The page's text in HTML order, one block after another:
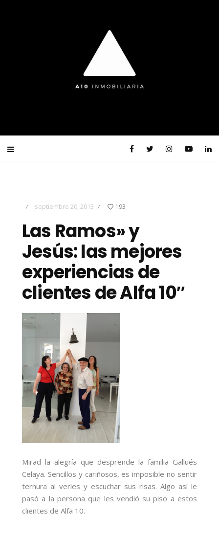
/ septiembre 20, 2013 / 193
Las Ramos» y
Jesús: las mejores
experiencias de
clientes de Alfa 10″
Mirad la alegría que desprende la familia Gallués
Celaya. Sencillos y cariñosos, es imposible no sentir
ternura al verles y escuchar sus risas. Algo así le
pasó a la persona que les vendió su piso a estos
clientes de Alfa 10.